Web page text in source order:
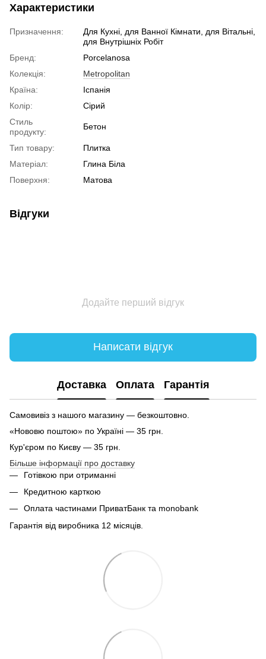
Характеристики
Призначення:
Для Кухні, для Ванної Кімнати, для Вітальні,
для Внутрішніх Робіт
Бренд:
Porcelanosa
Колекція:
Metropolitan
Країна:
Іспанія
Колір:
Сірий
Стиль
продукту:
Бетон
Тип товару:
Плитка
Матеріал:
Глина Біла
Поверхня:
Матова
Відгуки
Додайте перший відгук
Написати відгук
Доставка Оплата Гарантія
Самовивіз з нашого магазину — безкоштовно.
«Нововю поштою» по Україні — 35 грн.
Кур'єром по Києву — 35 грн.
Більше інформації про доставку
Готівкою при отриманні
Кредитною карткою
Оплата частинами ПриватБанк та monobank
Гарантія від виробника 12 місяців.